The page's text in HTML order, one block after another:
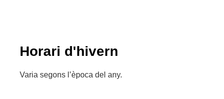
Horari d'hivern
Varia segons l’època del any.